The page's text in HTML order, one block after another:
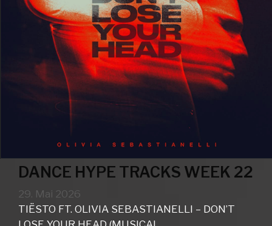
DANCE HYPE TRACKS WEEK 22
29. Mai 2026
TIËSTO FT. OLIVIA SEBASTIANELLI – DON’T